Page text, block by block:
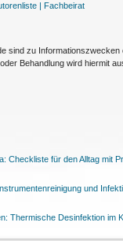
| Fachbeirat
sind zu
Behandlung wird hiermit
Checkliste für den Alltag mit
und
Thermische Desinfektion im